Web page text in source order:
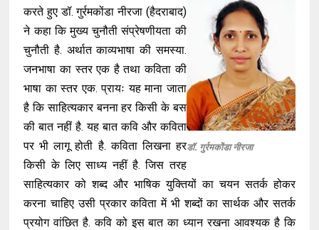
डॉ. गुर्रमकोंडा नीरजा
करते हुए डॉ. गुर्रमकोंडा नीरजा (हैदराबाद)
ने कहा कि मुख्य चुनौती संप्रेषणीयता की
चुनौती है. अर्थात काव्यभाषा की समस्या.
जनभाषा का स्तर एक है तथा कविता की
भाषा का स्तर एक. प्रायः यह माना जाता
है कि साहित्यकार बनना हर किसी के बस
की बात नहीं है. यह बात कवि और कविता
पर भी लागू होती है. कविता लिखना हर
किसी के लिए साध्य नहीं है. जिस तरह
साहित्यकार को शब्द और भाषिक युक्तियों का चयन सतर्क होकर
करना चाहिए उसी प्रकार कविता में भी शब्दों का सार्थक और सतर्क
प्रयोग वांछित है. कवि को इस बात का ध्यान रखना आवश्यक है कि